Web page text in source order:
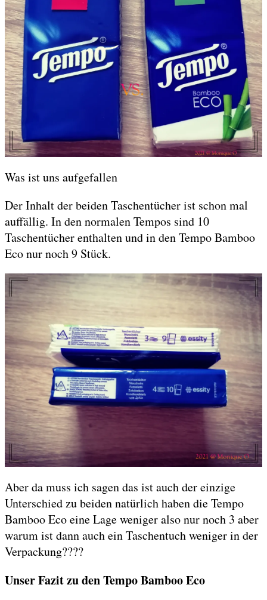
Was ist uns aufgefallen
Der Inhalt der beiden Taschentücher ist schon mal
auffällig. In den normalen Tempos sind 10
Taschentücher enthalten und in den Tempo Bamboo
Eco nur noch 9 Stück.
Aber da muss ich sagen das ist auch der einzige
Unterschied zu beiden natürlich haben die Tempo
Bamboo Eco eine Lage weniger also nur noch 3 aber
warum ist dann auch ein Taschentuch weniger in der
Verpackung????
Unser Fazit zu den Tempo Bamboo Eco